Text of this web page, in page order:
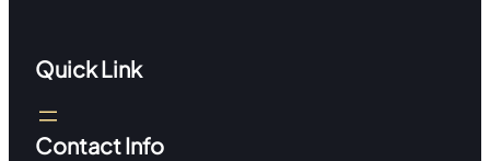
Quick Link
Contact Info